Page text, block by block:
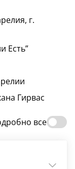
г.
Есть”
Гирвас
все